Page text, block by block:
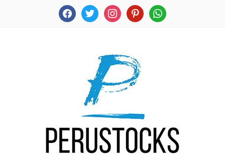
facebooktwitter instagrampinterestwhatsapp